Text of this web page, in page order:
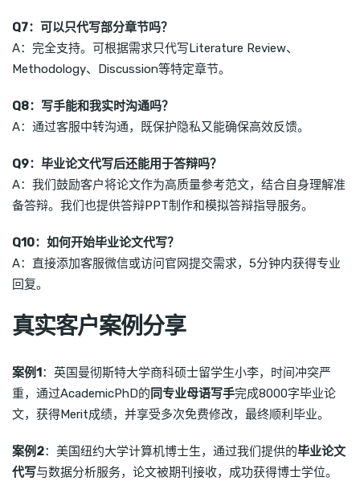
Q7：可以只代写部分章节吗？
A：完全支持。可根据需求只代写Literature Review、
Methodology、Discussion等特定章节。
Q8：写手能和我实时沟通吗？
A：通过客服中转沟通，既保护隐私又能确保高效反馈。
Q9：毕业论文代写后还能用于答辩吗？
A：我们鼓励客户将论文作为高质量参考范文，结合自身理解准
备答辩。我们也提供答辩PPT制作和模拟答辩指导服务。
Q10：如何开始毕业论文代写？
A：直接添加客服微信或访问官网提交需求，5分钟内获得专业
回复。
真实客户案例分享
案例1：英国曼彻斯特大学商科硕士留学生小李，时间冲突严
重，通过AcademicPhD的 同专业母语写手完成8000字毕业论
文，获得Merit成绩，并享受多次免费修改，最终顺利毕业。
案例2：美国纽约大学计算机博士生，通过我们提供的毕业论文
代写与数据分析服务，论文被期刊接收，成功获得博士学位。